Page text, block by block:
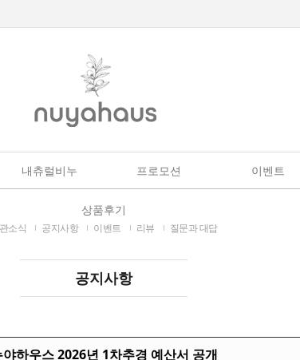
내츄럴비누 프로모션 이벤트
상품후기
소식 공지사항 이벤트 리뷰 질문과 대답
공지사항
야하우스 2026년 1차추경 예산서 공개